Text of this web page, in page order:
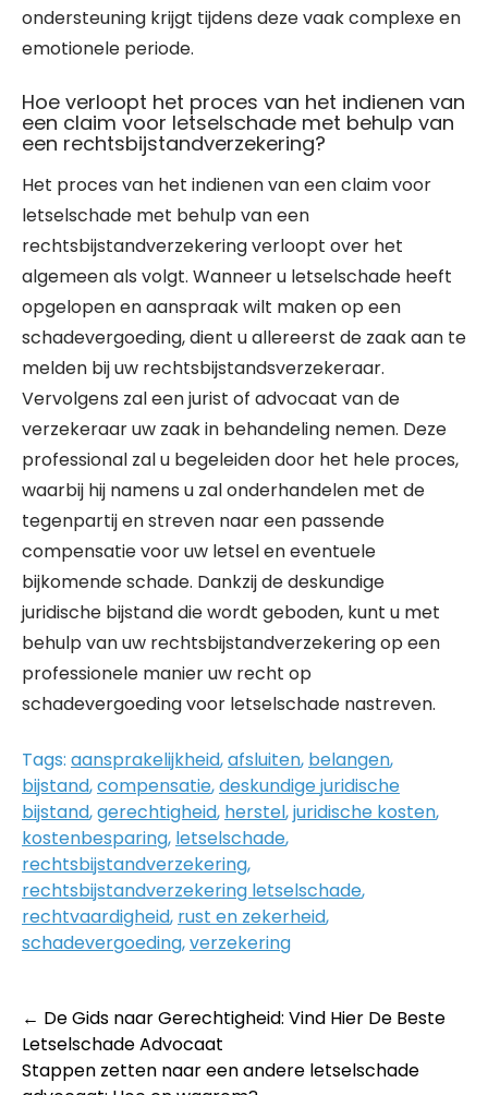
ondersteuning krijgt tijdens deze vaak complexe en
emotionele periode.
Hoe verloopt het proces van het indienen van
een claim voor letselschade met behulp van
een rechtsbijstandverzekering?
Het proces van het indienen van een claim voor
letselschade met behulp van een
rechtsbijstandverzekering verloopt over het
algemeen als volgt. Wanneer u letselschade heeft
opgelopen en aanspraak wilt maken op een
schadevergoeding, dient u allereerst de zaak aan te
melden bij uw rechtsbijstandsverzekeraar.
Vervolgens zal een jurist of advocaat van de
verzekeraar uw zaak in behandeling nemen. Deze
professional zal u begeleiden door het hele proces,
waarbij hij namens u zal onderhandelen met de
tegenpartij en streven naar een passende
compensatie voor uw letsel en eventuele
bijkomende schade. Dankzij de deskundige
juridische bijstand die wordt geboden, kunt u met
behulp van uw rechtsbijstandverzekering op een
professionele manier uw recht op
schadevergoeding voor letselschade nastreven.
Tags: aansprakelijkheid,afsluiten, belangen,
bijstand,compensatie,deskundige juridische
bijstand,gerechtigheid, herstel,juridische kosten,
kostenbesparing, letselschade,
rechtsbijstandverzekering,
rechtsbijstandverzekering letselschade,
rechtvaardigheid, rust en zekerheid,
schadevergoeding,verzekering
Post
navigation
← De Gids naar Gerechtigheid: Vind Hier De Beste
Letselschade Advocaat
Stappen zetten naar een andere letselschade